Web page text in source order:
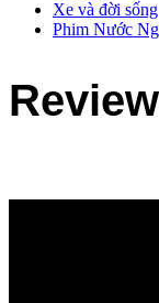
Xe và đời sống
Phim Nước